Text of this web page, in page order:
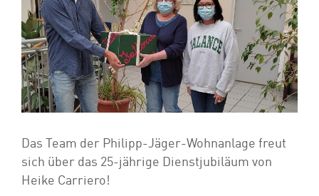
Das Team der Philipp-Jäger-Wohnanlage freut
sich über das 25-jährige Dienstjubiläum von
Heike Carriero!